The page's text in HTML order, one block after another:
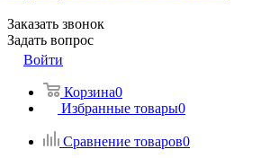
Заказать звонок
Задать вопрос
Войти
Корзина0
Избранные товары0
Сравнение товаров0